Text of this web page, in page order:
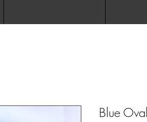
Blue Oval